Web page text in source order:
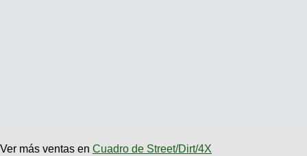
Ver más ventas en Cuadro de Street/Dirt/4X